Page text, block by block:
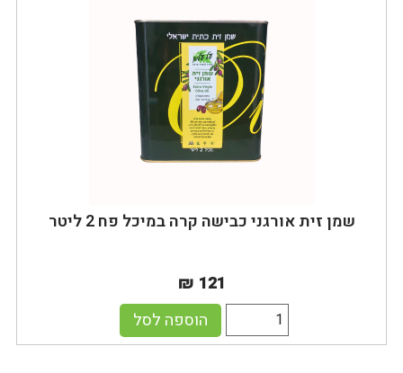
שמן זית אורגני כבישה קרה במיכל פח 2 ליטר
₪ 121
הוספה לסל